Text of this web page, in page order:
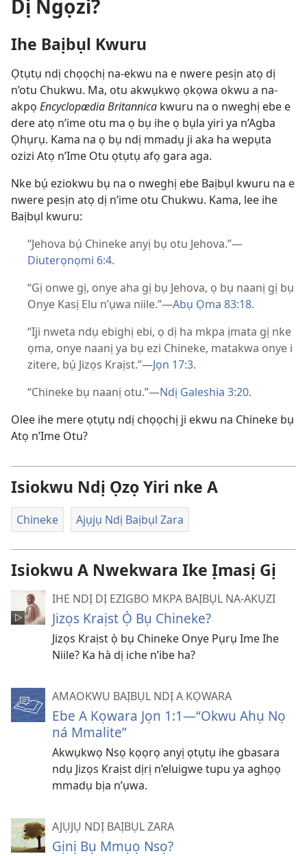
Dị Ngọzi?
Ihe Baịbụl Kwuru
Ọtụtụ ndị chọọchị na-ekwu na e nwere pesịn atọ dị
n’otu Chukwu. Ma, otu akwụkwọ ọkọwa okwu a na-
akpọ Encyclopædia Britannica kwuru na o nweghị ebe e
dere atọ n’ime otu ma ọ bụ ihe ọ bụla yiri ya n’Agba
Ọhụrụ. Kama na ọ bụ ndị mmadụ ji aka ha wepụta
ozizi Atọ n’Ime Otu ọtụtụ afọ gara aga.
Nke bụ́ eziokwu bụ na o nweghị ebe Baịbụl kwuru na e
nwere pesịn atọ dị n’ime otu Chukwu. Kama, lee ihe
Baịbụl kwuru:
“Jehova bụ́ Chineke anyị bụ otu Jehova.”—
Diuterọnọmi 6:4.
“Gị onwe gị, onye aha gị bụ Jehova, ọ bụ naanị gị bụ
Onye Kasị Elu n’ụwa niile.”—Abụ Ọma 83:18.
“Iji nweta ndụ ebighị ebi, ọ dị ha mkpa ịmata gị nke
ọma, onye naanị ya bụ ezi Chineke, matakwa onye i
zitere, bụ́ Jizọs Kraịst.”—Jọn 17:3.
“Chineke bụ naanị otu.”—Ndị Galeshia 3:20.
Olee ihe mere ọtụtụ ndị chọọchị ji ekwu na Chineke bụ
Atọ n’Ime Otu?
Isiokwu Ndị Ọzọ Yiri nke A
Chineke Ajụjụ Ndị Baịbụl Zara
Isiokwu A Nwekwara Ike Ịmasị Gị
IHE NDỊ DỊ EZIGBO MKPA BAỊBỤL NA-AKỤZI
Jizọs Kraịst Ọ̀ Bụ Chineke?
Jizọs Kraịst ọ̀ bụ Chineke Onye Pụrụ Ime Ihe
Niile? Ka hà dị iche n’ibe ha?
AMAOKWU BAỊBỤL NDỊ A KỌWARA
Ebe A Kọwara Jọn 1:1​—“Okwu Ahụ Nọ
ná Mmalite”
Akwụkwọ Nsọ kọọrọ anyị ọtụtụ ihe gbasara
ndụ Jizọs Kraịst dịrị n’eluigwe tupu ya aghọọ
mmadụ bịa n’ụwa.
AJỤJỤ NDỊ BAỊBỤL ZARA
Gịnị Bụ Mmụọ Nsọ?